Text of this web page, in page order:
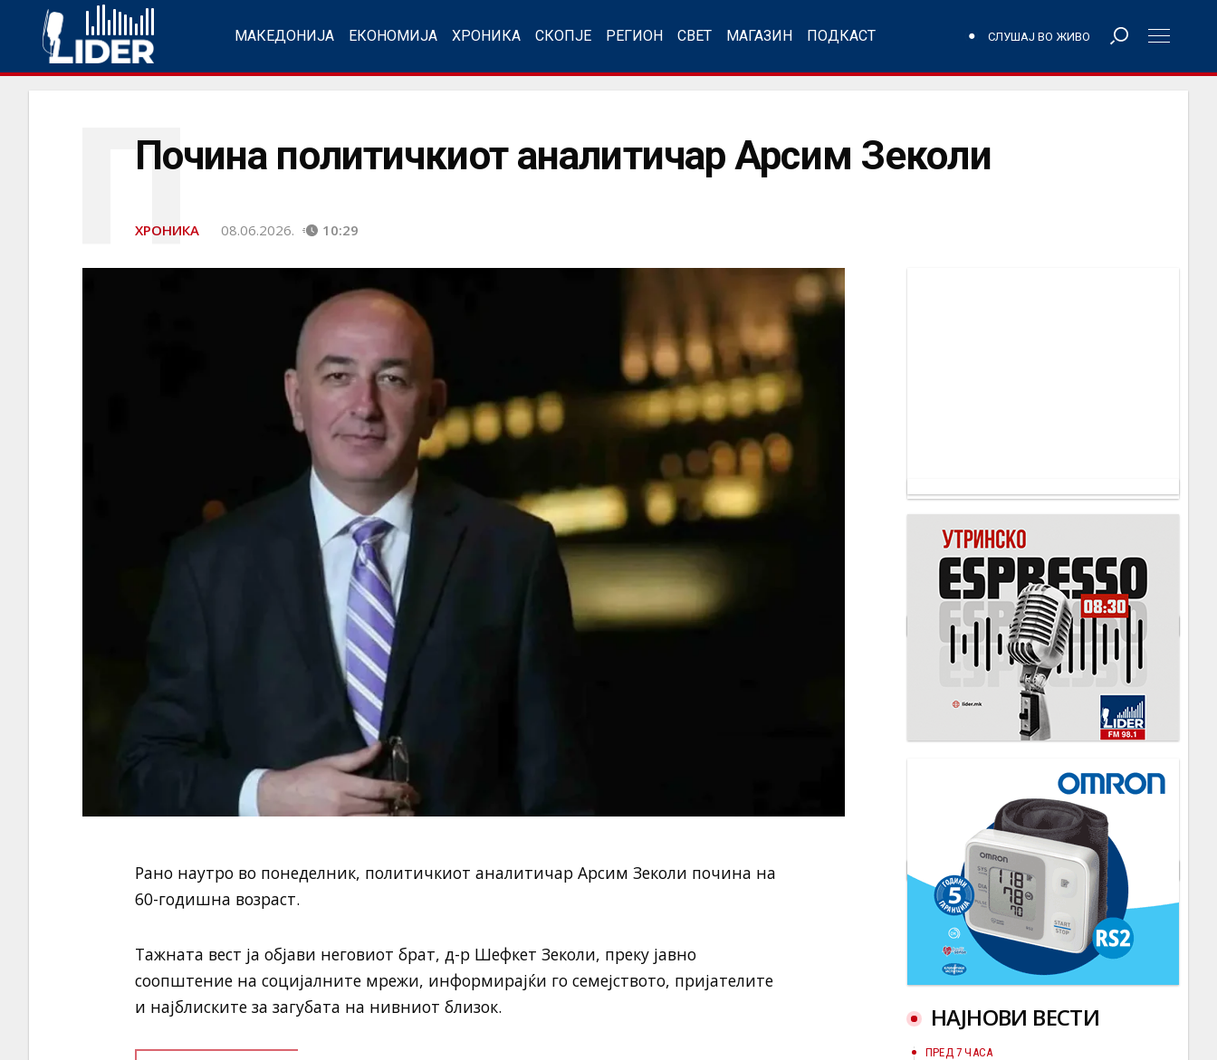
МАКЕДОНИЈА ЕКОНОМИЈА ХРОНИКА СКОПЈЕ РЕГИОН СВЕТ МАГАЗИН ПОДКАСТ СЛУШАЈ ВО ЖИВО
Почина политичкиот аналитичар Арсим Зеколи
П
ХРОНИКА 08.06.2026. 10:29
Рано наутро во понеделник, политичкиот аналитичар Арсим Зеколи почина на
60-годишна возраст.
Тажната вест ја објави неговиот брат, д-р Шефкет Зеколи, преку јавно
соопштение на социјалните мрежи, информирајќи го семејството, пријателите
и најблиските за загубата на нивниот близок.
НАЈНОВИ ВЕСТИ
ПРЕД 7 ЧАСА